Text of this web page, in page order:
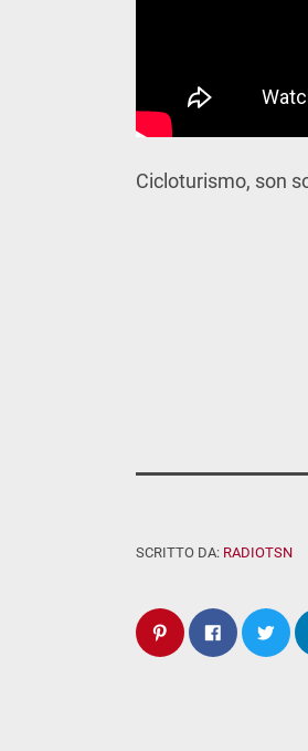
Cicloturismo, son
SCRITTO DA: RADIOTSN